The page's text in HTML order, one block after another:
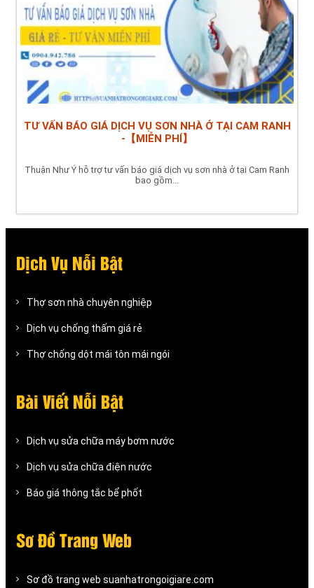
TƯ VẤN BÁO GIÁ DỊCH VỤ SƠN NHÀ Ở TẠI CAM RANH
-【MIỄN PHÍ】
Thuận Như Ý hỗ trợ tư vấn báo giá dịch vụ sơn nhà ở tại Cam Ranh
bao gồm...
Dịch Vụ Nỗi Bật
Thợ sơn nhà chuyên nghiệp
Dịch vụ chống thấm giá rẻ
Thợ chống dột mái tôn mái ngói
Bài Viết Nỗi Bật
Dịch vụ sửa chữa máy bơm nước
Dịch vụ sửa chữa điện nước
Báo giá thông tắc bể phốt
Sơ Đồ Trang Web
Sơ đồ trang web suanhatrongoigiare.com